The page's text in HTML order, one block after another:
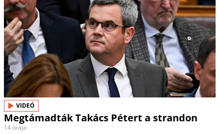
VIDEÓ
Megtámadták Takács Pétert a strandon
14 órája